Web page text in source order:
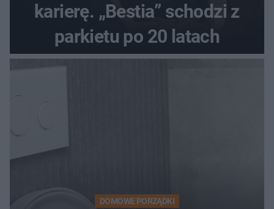
karierę. „Bestia” schodzi z
parkietu po 20 latach
DOMOWE PORZĄDKI